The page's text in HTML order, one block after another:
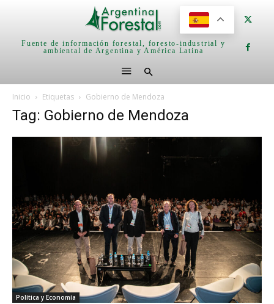
Fuente de información forestal, foresto-industrial y
ambiental de Argentina y América Latina
Inicio Etiquetas Gobierno de Mendoza
Tag: Gobierno de Mendoza
Política y Economía